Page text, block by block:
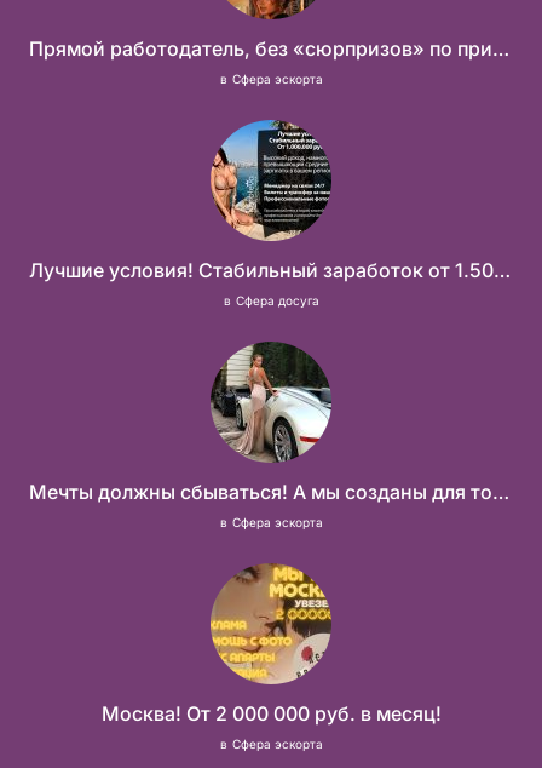
Прямой работодатель, без «сюрпризов» по приезду
в Сфера эскорта
Лучшие условия! Стабильный заработок от 1.500.000₽
в Сфера досуга
Мечты должны сбываться! А мы созданы для того что бы их осуществить!
в Сфера эскорта
Москва! От 2 000 000 руб. в месяц!
в Сфера эскорта